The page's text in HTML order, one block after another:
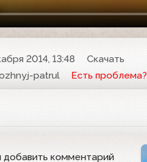
2014, 13:48
Скачать
patrul
Есть проблема?
добавить комментарий